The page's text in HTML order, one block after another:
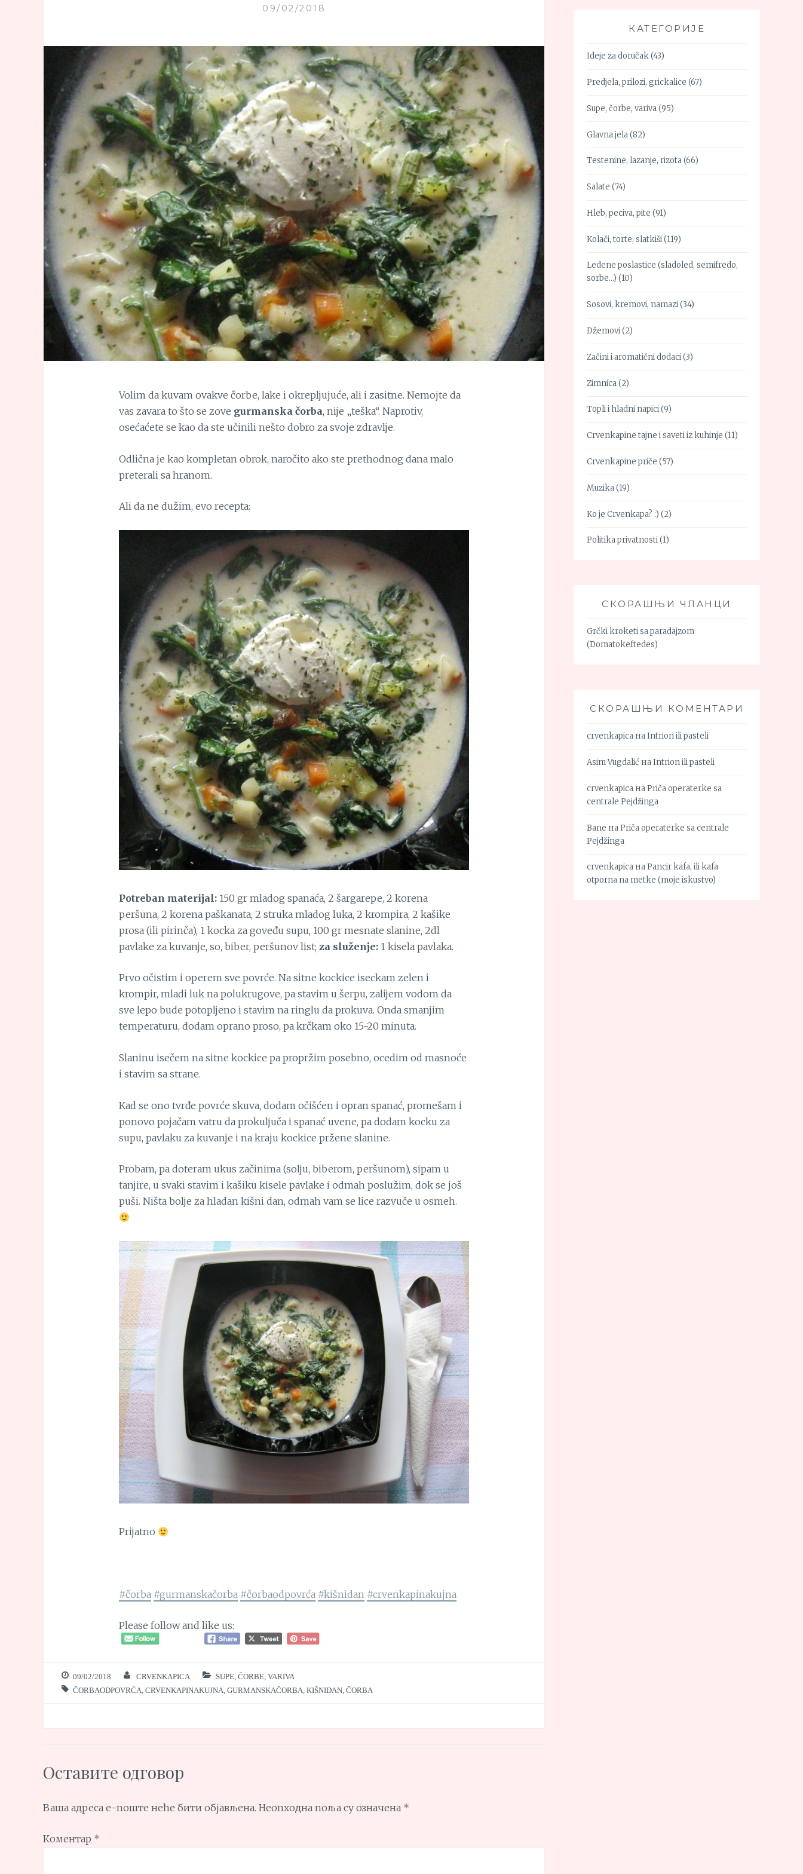
09/02/2018
Volim da kuvam ovakve čorbe, lake i okrepljujuće, ali i zasitne. Nemojte da
vas zavara to što se zove gurmanska čorba, nije „teška“. Naprotiv,
osećaćete se kao da ste učinili nešto dobro za svoje zdravlje.
Odlična je kao kompletan obrok, naročito ako ste prethodnog dana malo
preterali sa hranom.
Ali da ne dužim, evo recepta:
Potreban materijal:150 gr mladog spanaća, 2 šargarepe, 2 korena
peršuna, 2 korena paškanata, 2 struka mladog luka, 2 krompira, 2 kašike
prosa (ili pirinča), 1 kocka za goveđu supu, 100 gr mesnate slanine, 2dl
pavlake za kuvanje, so, biber, peršunov list; za služenje:1 kisela pavlaka.
Prvo očistim i operem sve povrće. Na sitne kockice iseckam zelen i
krompir, mladi luk na polukrugove, pa stavim u šerpu, zalijem vodom da
sve lepo bude potopljeno i stavim na ringlu da prokuva. Onda smanjim
temperaturu, dodam oprano proso, pa krčkam oko 15-20 minuta.
Slaninu isečem na sitne kockice pa propržim posebno, ocedim od masnoće
i stavim sa strane.
Kad se ono tvrđe povrće skuva, dodam očišćen i opran spanać, promešam i
ponovo pojačam vatru da prokuljuča i spanać uvene, pa dodam kocku za
supu, pavlaku za kuvanje i na kraju kockice pržene slanine.
Probam, pa doteram ukus začinima (solju, biberom, peršunom), sipam u
tanjire, u svaki stavim i kašiku kisele pavlake i odmah poslužim, dok se još
puši. Ništa bolje za hladan kišni dan, odmah vam se lice razvuče u osmeh.
Prijatno
#čorba #gurmanskačorba #čorbaodpovrća #kišnidan #crvenkapinakujna
Please follow and like us:
09/02/2018 CRVENKAPICA
SUPE, ČORBE, VARIVA
ČORBAODPOVRĆA CRVENKAPINAKUJNA GURMANSKAČORBA KIŠNIDAN ČORBA
Оставите одговор
Ваша адреса е-поште неће бити објављена. Неопходна поља су означена *
Коментар *
КАТЕГОРИЈЕ
Ideje za doručak(43)
Predjela, prilozi, grickalice (67)
Supe, čorbe, variva(95)
Glavna jela(82)
Testenine, lazanje, rizota(66)
Salate (74)
Hleb, peciva, pite (91)
Kolači, torte, slatkiši(119)
Ledene poslastice (sladoled, semifredo,
sorbe…) (10)
Sosovi, kremovi, namazi(34)
Džemovi(2)
Začini i aromatični dodaci(3)
Zimnica(2)
Topli i hladni napici(9)
Crvenkapine tajne i saveti iz kuhinje (11)
Crvenkapine priče (57)
Muzika(19)
Ko je Crvenkapa? :) (2)
Politika privatnosti(1)
СКОРАШЊИ ЧЛАНЦИ
Grčki kroketi sa paradajzom
(Domatokeftedes)
СКОРАШЊИ КОМЕНТАРИ
crvenkapica наIntrion ili pasteli
Asim Vugdalić наIntrion ili pasteli
crvenkapica наPriča operaterke sa
centrale Pejdžinga
Bane наPriča operaterke sa centrale
Pejdžinga
crvenkapica наPancir kafa, ili kafa
otporna na metke (moje iskustvo)